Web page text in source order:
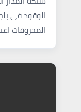
الوقود في
المحروقات